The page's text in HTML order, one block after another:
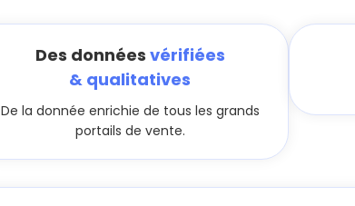
Des données vérifiées
& qualitatives
De la donnée enrichie de tous les grands
portails de vente.